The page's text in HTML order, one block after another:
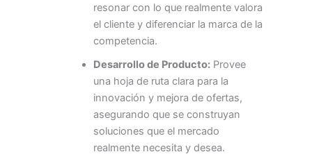
resonar con lo que realmente valora
el cliente y diferenciar la marca de la
competencia.
Desarrollo de Producto:Provee
una hoja de ruta clara para la
innovación y mejora de ofertas,
asegurando que se construyan
soluciones que el mercado
realmente necesita y desea.